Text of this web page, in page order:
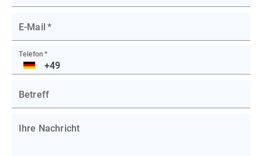
E-Mail *
Telefon *
DE
Betreff
Ihre Nachricht